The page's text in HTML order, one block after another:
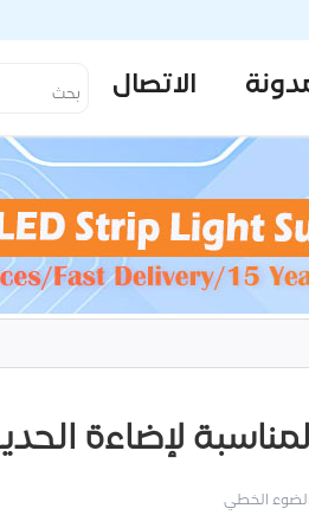
الاتصال
الخطي